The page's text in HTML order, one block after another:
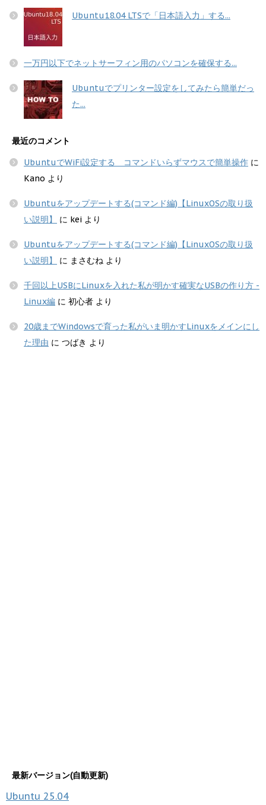
Ubuntu18.04 LTSで「日本語入力」する...
一万円以下でネットサーフィン用のパソコンを確保する...
Ubuntuでプリンター設定をしてみたら簡単だっ
た...
最近のコメント
UbuntuでWiFi設定する コマンドいらずマウスで簡単操作 に
Kano より
Ubuntuをアップデートする(コマンド編)【LinuxOSの取り扱
い説明】
に kei より
Ubuntuをアップデートする(コマンド編)【LinuxOSの取り扱
い説明】
に まさむね より
千回以上USBにLinuxを入れた私が明かす確実なUSBの作り方 -
Linux編 に 初心者 より
20歳までWindowsで育った私がいま明かすLinuxをメインにし
た理由 に つばき より
最新バージョン(自動更新)
Ubuntu 25.04